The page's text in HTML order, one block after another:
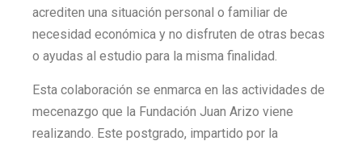
acrediten una situación personal o familiar de
necesidad económica y no disfruten de otras becas
o ayudas al estudio para la misma finalidad.
Esta colaboración se enmarca en las actividades de
mecenazgo que la Fundación Juan Arizo viene
realizando. Este postgrado, impartido por la